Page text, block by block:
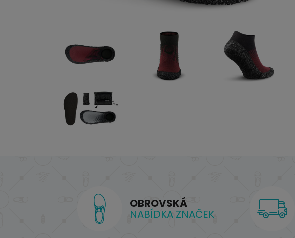
OBROVSKÁ
NABÍDKA ZNAČEK